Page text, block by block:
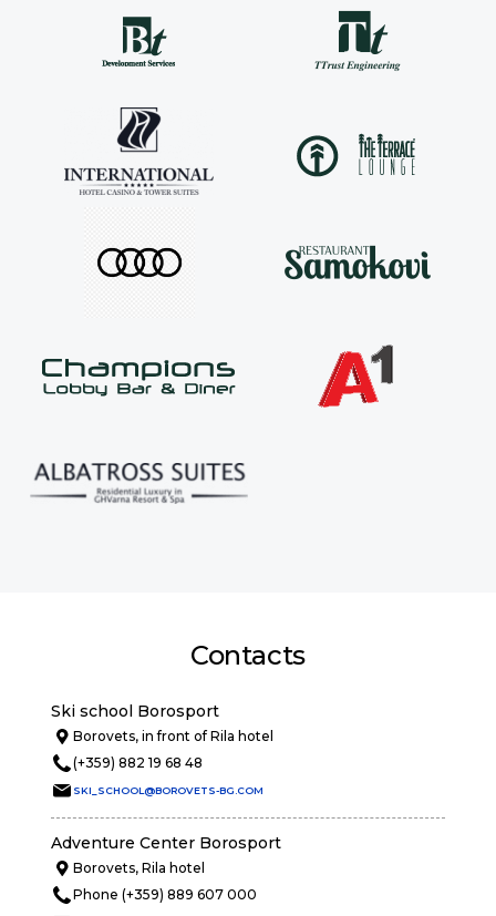
Contacts
Ski school Borosport
Borovets, in front of Rila hotel
(+359) 882 19 68 48
SKI_SCHOOL@BOROVETS-BG.COM
Adventure Center Borosport
Borovets, Rila hotel
Phone (+359) 889 607 000